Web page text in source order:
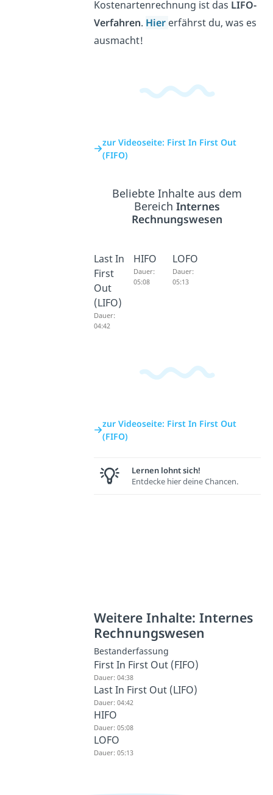
Kostenartenrechnung ist das LIFO-
Verfahren. Hier erfährst du, was es
ausmacht!
zur Videoseite: First In First Out
(FIFO)
Beliebte Inhalte aus dem
BereichInternes
Rechnungswesen
Last In
First
Out
(LIFO)
Dauer:
04:42
HIFO
Dauer:
05:08
LOFO
Dauer:
05:13
zur Videoseite: First In First Out
(FIFO)
Lernen lohnt sich!
Entdecke hier deine Chancen.
Weitere Inhalte: Internes
Rechnungswesen
Bestanderfassung
First In First Out (FIFO)
Dauer: 04:38
Last In First Out (LIFO)
Dauer: 04:42
HIFO
Dauer: 05:08
LOFO
Dauer: 05:13